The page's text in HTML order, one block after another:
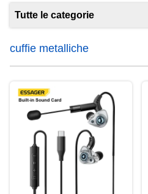
Tutte le categorie
cuffie metalliche